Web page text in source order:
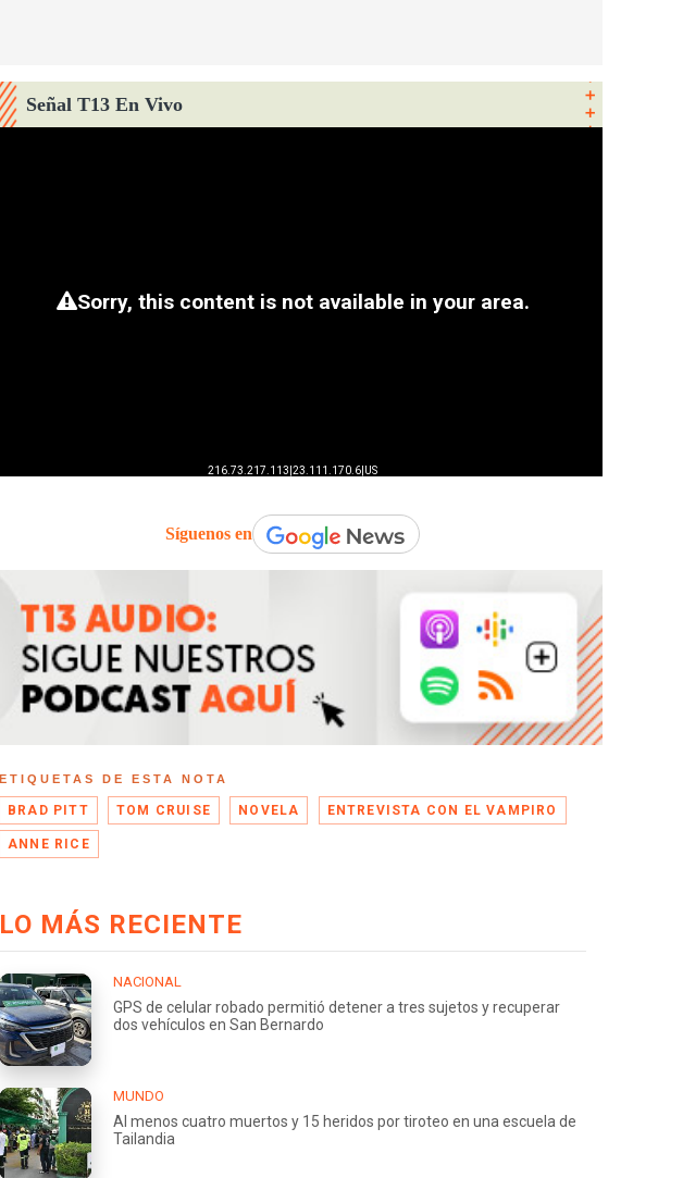
Señal T13 En Vivo
Síguenos en
ETIQUETAS DE ESTA NOTA
BRAD PITT TOM CRUISE NOVELA ENTREVISTA CON EL VAMPIRO
ANNE RICE
LO MÁS RECIENTE
NACIONAL
GPS de celular robado permitió detener a tres sujetos y recuperar
dos vehículos en San Bernardo
MUNDO
Al menos cuatro muertos y 15 heridos por tiroteo en una escuela de
Tailandia